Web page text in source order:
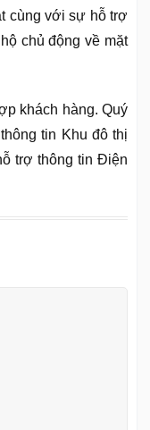
cùng với sự hỗ trợ
chủ động về mặt
khách hàng. Quý
tin Khu đô thị
trợ thông tin Điện